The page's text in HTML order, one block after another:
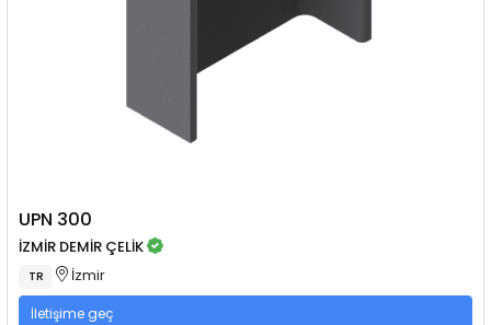
UPN 300
İZMİR DEMİR ÇELİK
TR İzmir
İletişime geç